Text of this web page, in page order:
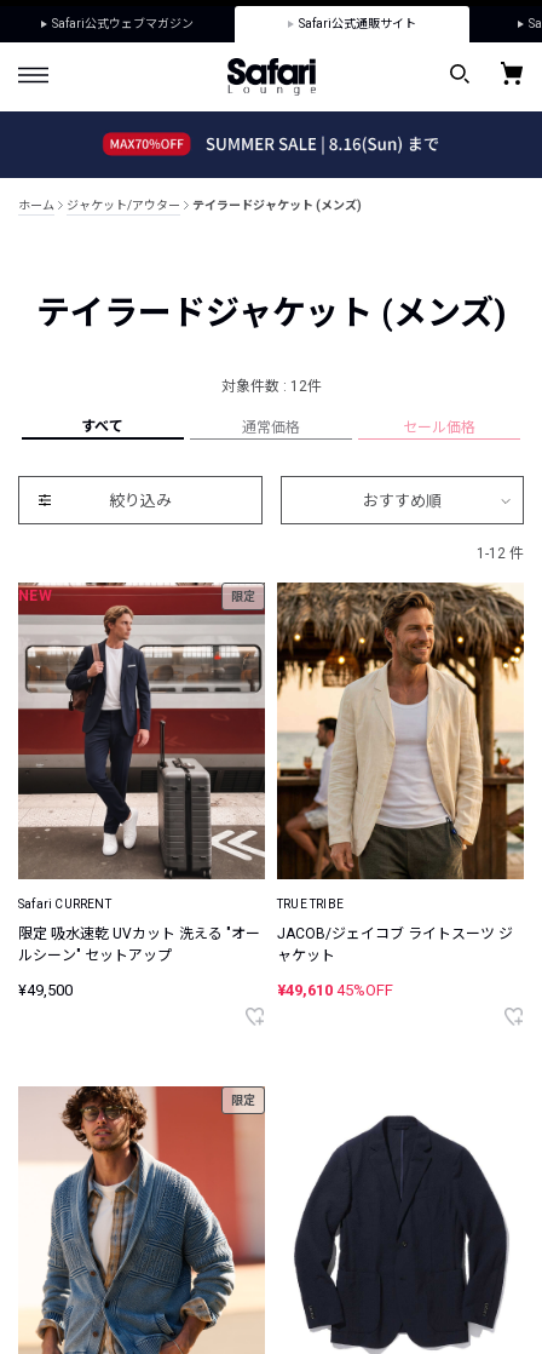
Safari公式ウェブマガジン Safari公式通販サイト
ホーム ジャケット/アウター テイラードジャケット (メンズ)
テイラードジャケット (メンズ)
対象件数 : 12件
すべて 通常価格 セール価格
絞り込み おすすめ順
1-12 件
NEW 限定
Safari CURRENT
限定 吸水速乾 UVカット 洗える "オー
ルシーン" セットアップ
¥49,500
TRUE TRIBE
JACOB/ジェイコブ ライトスーツ ジ
ャケット
¥49,610 45%OFF
限定